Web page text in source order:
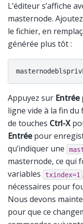
L’éditeur s’affiche
masternode.
le fichier, en
générée plus tôt :
Appuyez sur Entrée
ligne vide à la fin
de touches Ctrl-X
Entréepour
qu’indiquer une
masternode, ce qui
variables
txindex=1
nécessaires pour
Nous devons
pour que ce